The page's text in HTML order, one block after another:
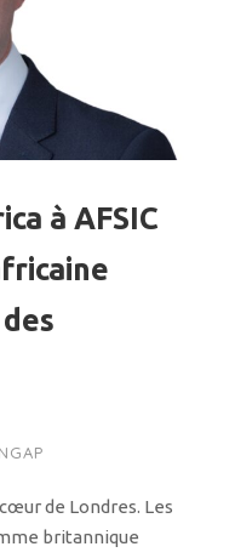
à AFSIC
de Londres. Les
britannique